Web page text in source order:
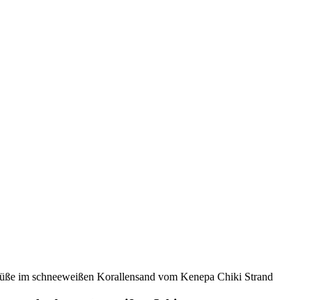
im schneeweißen Korallensand vom Kenepa Chiki Strand